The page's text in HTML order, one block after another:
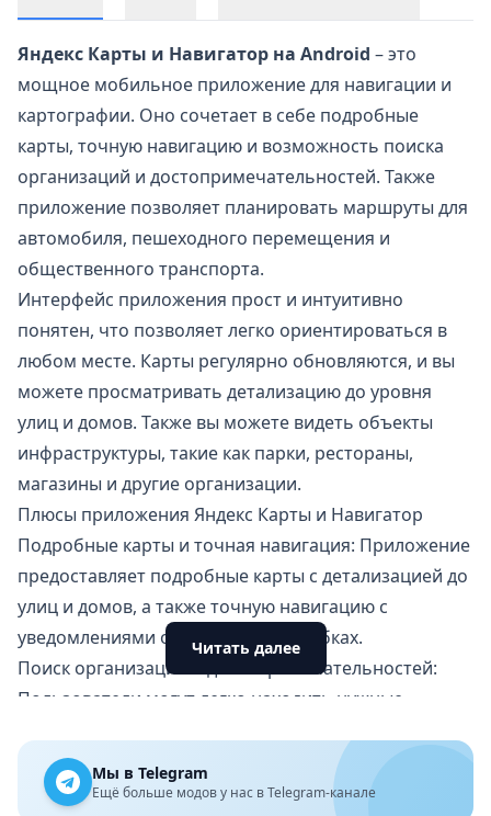
Яндекс Карты и Навигатор на Android – это
мощное мобильное приложение для навигации и
картографии. Оно сочетает в себе подробные
карты, точную навигацию и возможность поиска
организаций и достопримечательностей. Также
приложение позволяет планировать маршруты для
автомобиля, пешеходного перемещения и
общественного транспорта.
Интерфейс приложения прост и интуитивно
понятен, что позволяет легко ориентироваться в
любом месте. Карты регулярно обновляются, и вы
можете просматривать детализацию до уровня
улиц и домов. Также вы можете видеть объекты
инфраструктуры, такие как парки, рестораны,
магазины и другие организации.
Плюсы приложения Яндекс Карты и Навигатор
Подробные карты и точная навигация: Приложение
предоставляет подробные карты с детализацией до
улиц и домов, а также точную навигацию с
уведомлениями о поворотах и пробках.
Поиск организаций и достопримечательностей:
Пользователи могут легко находить нужные
отзывы и контактную информацию.
Планирование маршрутов: Приложение позволяет
Читать далее
Мы в Telegram
Ещё больше модов у нас в Telegram-канале